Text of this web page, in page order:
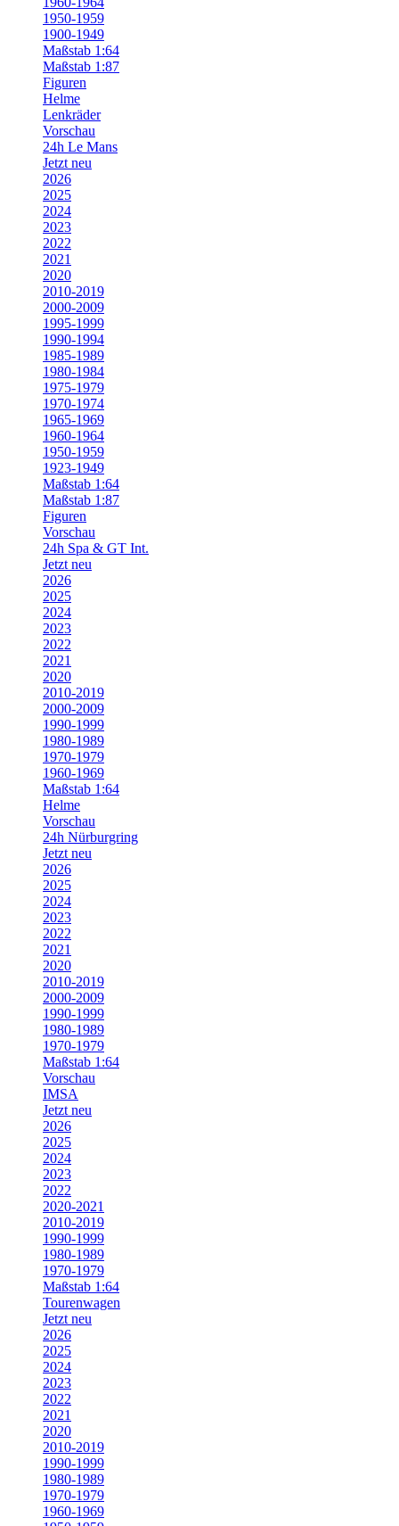
1950-1959
1900-1949
Maßstab 1:64
Maßstab 1:87
Figuren
Helme
Lenkräder
Vorschau
24h Le Mans
Jetzt neu
2026
2025
2024
2023
2022
2021
2020
2010-2019
2000-2009
1995-1999
1990-1994
1985-1989
1980-1984
1975-1979
1970-1974
1965-1969
1960-1964
1950-1959
1923-1949
Maßstab 1:64
Maßstab 1:87
Figuren
Vorschau
24h Spa & GT Int.
Jetzt neu
2026
2025
2024
2023
2022
2021
2020
2010-2019
2000-2009
1990-1999
1980-1989
1970-1979
1960-1969
Maßstab 1:64
Helme
Vorschau
24h Nürburgring
Jetzt neu
2026
2025
2024
2023
2022
2021
2020
2010-2019
2000-2009
1990-1999
1980-1989
1970-1979
Maßstab 1:64
Vorschau
IMSA
Jetzt neu
2026
2025
2024
2023
2022
2020-2021
2010-2019
1990-1999
1980-1989
1970-1979
Maßstab 1:64
Tourenwagen
Jetzt neu
2026
2025
2024
2023
2022
2021
2020
2010-2019
1990-1999
1980-1989
1970-1979
1960-1969